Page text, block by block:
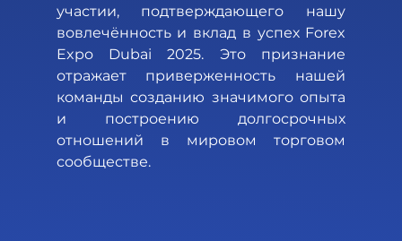
участии, подтверждающего нашу
вовлечённость и вклад в успех Forex
Expo Dubai 2025. Это признание
отражает приверженность нашей
команды созданию значимого опыта
и построению долгосрочных
отношений в мировом торговом
сообществе.